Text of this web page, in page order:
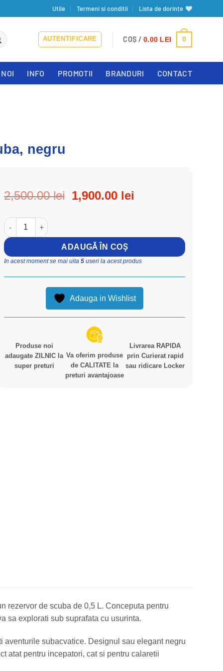
Utile Termeni si conditii Lista de dorințe
AUTENTIFICARE COȘ / 0.00 LEI 0
INFO PROMOTII BRANDURI CONTACT
negru
2,500.00lei Prețul
2,500.00 lei.
1,900.00 lei
Cantitate Masca, pentru snorkeling, 0, 5 l, Smaco Dive, cu
ADAUGĂ ÎN COȘ
In acest moment se mai uita 5useri la acest produs
Alternative:
Adauga in Wishlist
Produse noi
adaugate ZILNIC la
super preturi
Va oferim produse
de CALITATE la
preturi avantajoase
Livrarea RAPIDA
prin Curierat rapid
sau ridicare Locker
rezervor de scuba de 0,5 L. Conceputa pentru
sa explorati sub suprafata cu usurinta.
aventurile subacvatice. Designul sau elegant negru
atat pentru incepatori, cat si pentru calaretii